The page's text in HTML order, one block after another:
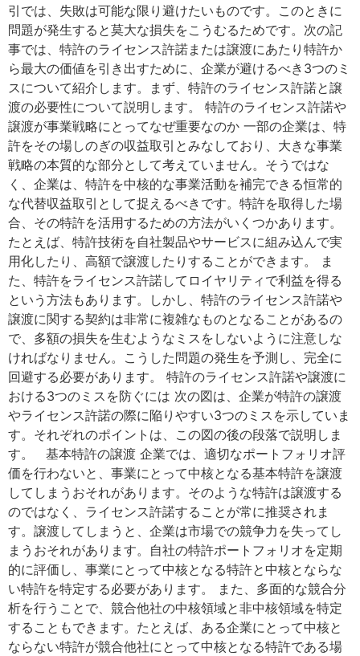
引では、失敗は可能な限り避けたいものです。このときに
問題が発生すると莫大な損失をこうむるためです。次の記
事では、特許のライセンス許諾または譲渡にあたり特許か
ら最大の価値を引き出すために、企業が避けるべき3つのミ
スについて紹介します。まず、特許のライセンス許諾と譲
渡の必要性について説明します。 特許のライセンス許諾や
譲渡が事業戦略にとってなぜ重要なのか 一部の企業は、特
許をその場しのぎの収益取引とみなしており、大きな事業
戦略の本質的な部分として考えていません。そうではな
く、企業は、特許を中核的な事業活動を補完できる恒常的
な代替収益取引として捉えるべきです。特許を取得した場
合、その特許を活用するための方法がいくつかあります。
たとえば、特許技術を自社製品やサービスに組み込んで実
用化したり、高額で譲渡したりすることができます。 ま
た、特許をライセンス許諾してロイヤリティで利益を得る
という方法もあります。しかし、特許のライセンス許諾や
譲渡に関する契約は非常に複雑なものとなることがあるの
で、多額の損失を生むようなミスをしないように注意しな
ければなりません。こうした問題の発生を予測し、完全に
回避する必要があります。 特許のライセンス許諾や譲渡に
おける3つのミスを防ぐには 次の図は、企業が特許の譲渡
やライセンス許諾の際に陥りやすい3つのミスを示していま
す。それぞれのポイントは、この図の後の段落で説明しま
す。 基本特許の譲渡 企業では、適切なポートフォリオ評
価を行わないと、事業にとって中核となる基本特許を譲渡
してしまうおそれがあります。そのような特許は譲渡する
のではなく、ライセンス許諾することが常に推奨されま
す。譲渡してしまうと、企業は市場での競争力を失ってし
まうおそれがあります。自社の特許ポートフォリオを定期
的に評価し、事業にとって中核となる特許と中核とならな
い特許を特定する必要があります。 また、多面的な競合分
析を行うことで、競合他社の中核領域と非中核領域を特定
することもできます。たとえば、ある企業にとって中核と
ならない特許が競合他社にとって中核となる特許である場